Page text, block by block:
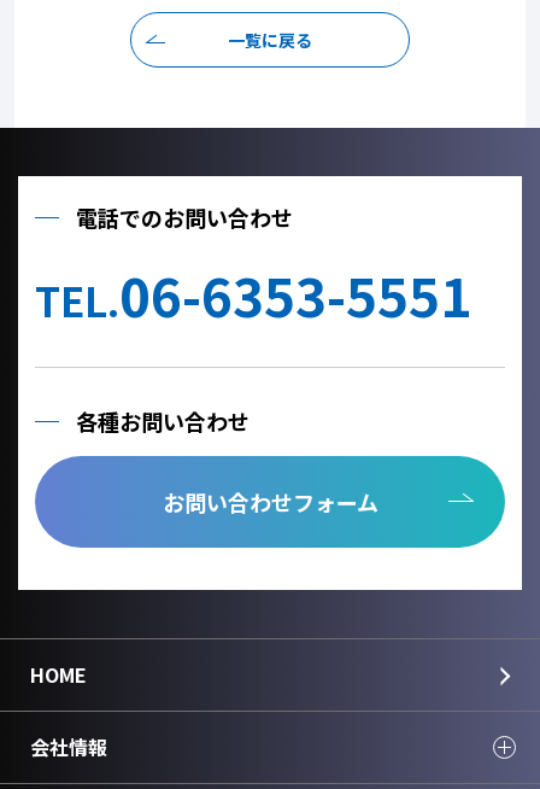
一覧に戻る
電話でのお問い合わせ
TEL.06-6353-5551
各種お問い合わせ
お問い合わせフォーム
HOME
会社情報